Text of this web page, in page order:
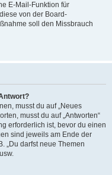
E-Mail-Funktion für
von der Board-
soll den Missbrauch
musst du auf „Neues
musst du auf „Antworten“
erforderlich ist, bevor du einen
sind jeweils am Ende der
„Du darfst neue Themen